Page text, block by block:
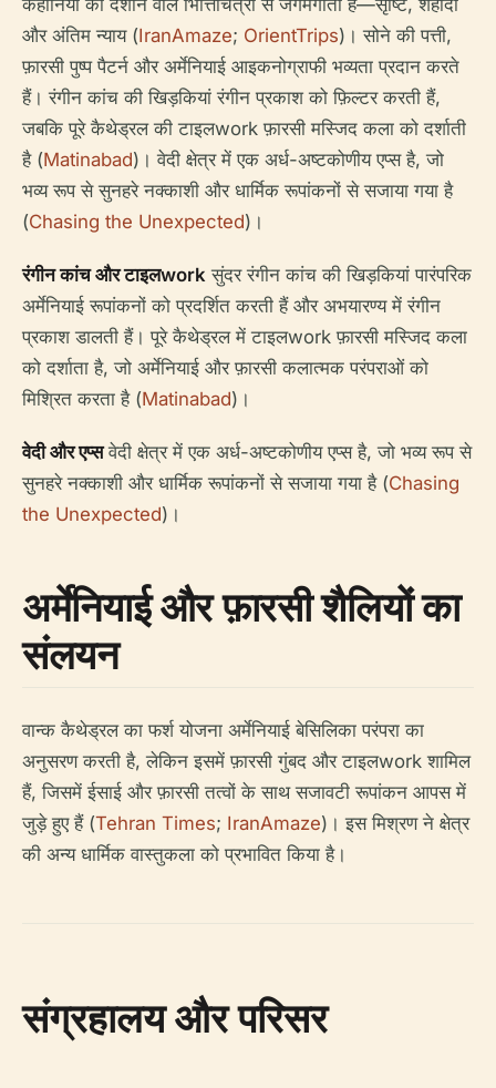
और अंतिम न्याय (IranAmaze; OrientTrips)। सोने की पत्ती,
फ़ारसी पुष्प पैटर्न और अर्मेनियाई आइकनोग्राफी भव्यता प्रदान करते
हैं। रंगीन कांच की खिड़कियां रंगीन प्रकाश को फ़िल्टर करती हैं,
जबकि पूरे कैथेड्रल की टाइलwork फ़ारसी मस्जिद कला को दर्शाती
है (Matinabad)। वेदी क्षेत्र में एक अर्ध-अष्टकोणीय एप्स है, जो
भव्य रूप से सुनहरे नक्काशी और धार्मिक रूपांकनों से सजाया गया है
(Chasing the Unexpected)।
रंगीन कांच और टाइलwork सुंदर रंगीन कांच की खिड़कियां पारंपरिक
अर्मेनियाई रूपांकनों को प्रदर्शित करती हैं और अभयारण्य में रंगीन
प्रकाश डालती हैं। पूरे कैथेड्रल में टाइलwork फ़ारसी मस्जिद कला
को दर्शाता है, जो अर्मेनियाई और फ़ारसी कलात्मक परंपराओं को
मिश्रित करता है (Matinabad)।
वेदी और एप्सवेदी क्षेत्र में एक अर्ध-अष्टकोणीय एप्स है, जो भव्य रूप से
सुनहरे नक्काशी और धार्मिक रूपांकनों से सजाया गया है (Chasing
the Unexpected)।
अर्मेनियाई और फ़ारसी शैलियों का
संलयन
वान्क कैथेड्रल का फर्श योजना अर्मेनियाई बेसिलिका परंपरा का
अनुसरण करती है, लेकिन इसमें फ़ारसी गुंबद और टाइलwork शामिल
हैं, जिसमें ईसाई और फ़ारसी तत्वों के साथ सजावटी रूपांकन आपस में
जुड़े हुए हैं (Tehran Times; IranAmaze)। इस मिश्रण ने क्षेत्र
की अन्य धार्मिक वास्तुकला को प्रभावित किया है।
संग्रहालय और परिसर